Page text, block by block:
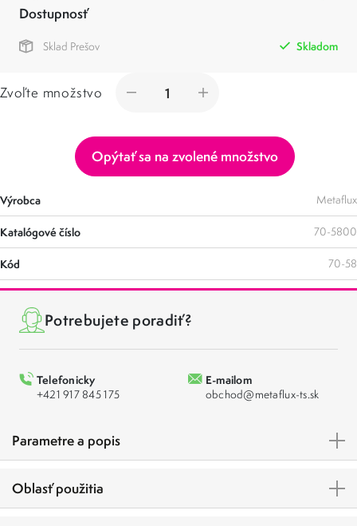
Dostupnosť
Sklad Prešov Skladom
Zvoľte množstvo
Opýtať sa na zvolené množstvo
Výrobca Metaflux
Katalógové číslo 70-5800
Kód 70-58
Potrebujete poradiť?
Telefonicky
+421 917 845 175
E-mailom
obchod@metaflux-ts.sk
Parametre a popis
Oblasť použitia